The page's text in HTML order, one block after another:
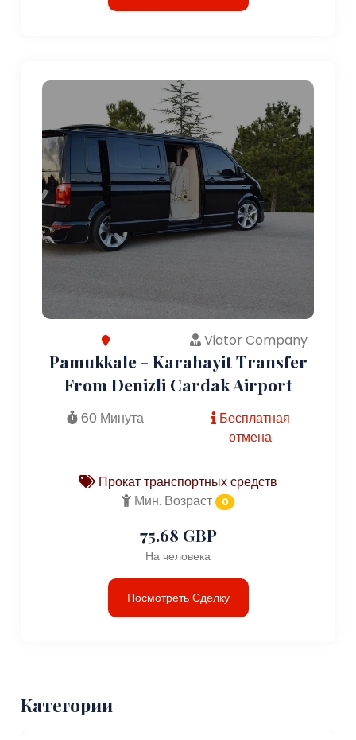
Viator Company
Pamukkale - Karahayit Transfer
From Denizli Cardak Airport
60 Минута
Бесплатная
отмена
Прокат транспортных средств
Мин. Возраст
0
75.68 GBP
На человека
Посмотреть Сделку
Категории